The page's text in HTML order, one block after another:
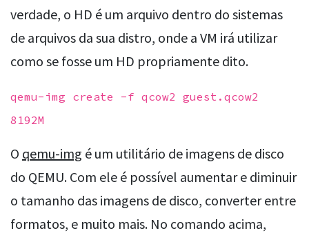
verdade, o HD é um arquivo dentro do sistemas
de arquivos da sua distro, onde a VM irá utilizar
como se fosse um HD propriamente dito.
qemu-img create -f qcow2 guest.qcow2
8192M
O qemu-img é um utilitário de imagens de disco
do QEMU. Com ele é possível aumentar e diminuir
o tamanho das imagens de disco, converter entre
formatos, e muito mais. No comando acima,